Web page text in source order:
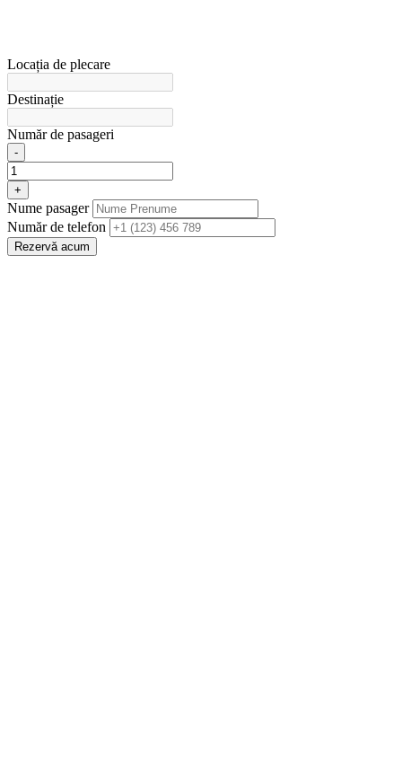
Locația de plecare
Destinație
Număr de pasageri
-
+
Nume pasager
Număr de telefon
Rezervă acum